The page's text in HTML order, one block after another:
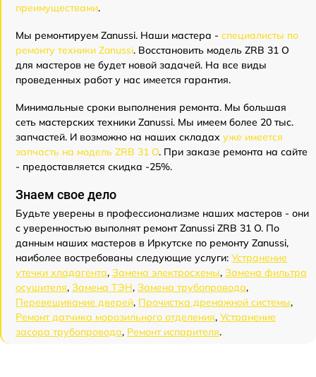
преимуществами.
Мы ремонтируем Zanussi. Наши мастера - специалисты по
ремонту техники Zanussi. Восстановить модель ZRB 31 O
для мастеров не будет новой задачей. На все виды
проведенных работ у нас имеется гарантия.
Минимальные сроки выполнения ремонта. Мы большая
сеть мастерских техники Zanussi. Мы имеем более 20 тыс.
запчастей. И возможно на наших складах уже имеется
запчасть на модель ZRB 31 O. При заказе ремонта на сайте
- предоставляется скидка -25%.
Знаем свое дело
Будьте уверены в профессионализме наших мастеров - они
с уверенностью выполнят ремонт Zanussi ZRB 31 O. По
данным наших мастеров в Иркутске по ремонту Zanussi,
наиболее востребованы следующие услуги: Устранение
утечки хладагента, Замена электросхемы, Замена фильтра
осушителя, Замена ТЭН, Замена трубопровода,
Перевешивание дверей, Прочистка дренажной системы,
Ремонт датчика морозильного отделения, Устранение
засора трубопровода, Ремонт испарителя.